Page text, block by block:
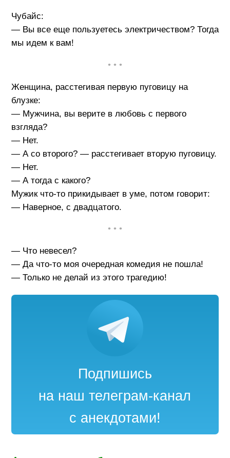
Чубайс:
— Вы все еще пользуетесь электричеством? Тогда
мы идем к вам!
• • •
Женщина, расстегивая первую пуговицу на
блузке:
— Мужчина, вы верите в любовь с первого
взгляда?
— Нет.
— А со второго? — расстегивает вторую пуговицу.
— Нет.
— А тогда с какого?
Мужик что-то прикидывает в уме, потом говорит:
— Наверное, с двадцатого.
• • •
— Что невесел?
— Да что-то моя очередная комедия не пошла!
— Только не делай из этого трагедию!
Подпишись
на наш телеграм-канал
с анекдотами!